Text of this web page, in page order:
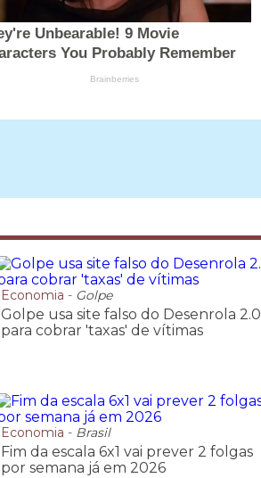
Economia - Golpe
Golpe usa site falso do Desenrola 2.0
para cobrar 'taxas' de vítimas
Economia - Brasil
Fim da escala 6x1 vai prever 2 folgas
por semana já em 2026